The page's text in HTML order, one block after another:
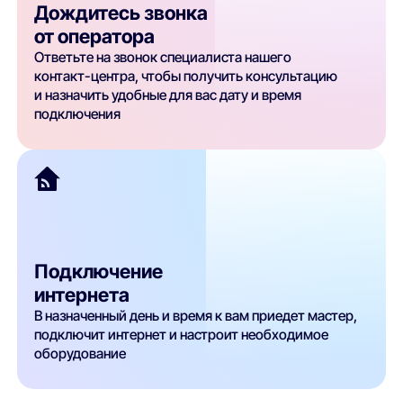
Дождитесь звонка
от оператора
Ответьте на звонок специалиста нашего
контакт-центра, чтобы получить консультацию
и назначить удобные для вас дату и время
подключения
Подключение
интернета
В назначенный день и время к вам приедет мастер,
подключит интернет и настроит необходимое
оборудование